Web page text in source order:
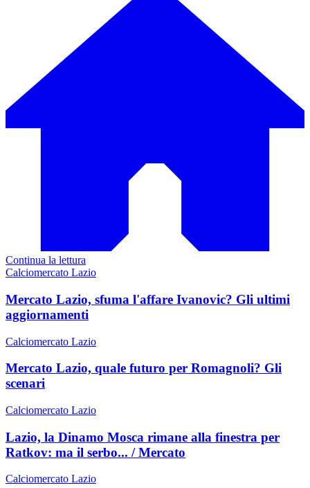
Continua la lettura
Calciomercato Lazio
Mercato Lazio, sfuma l'affare Ivanovic? Gli ultimi
aggiornamenti
Calciomercato Lazio
Mercato Lazio, quale futuro per Romagnoli? Gli
scenari
Calciomercato Lazio
Lazio, la Dinamo Mosca rimane alla finestra per
Ratkov: ma il serbo... / Mercato
Calciomercato Lazio